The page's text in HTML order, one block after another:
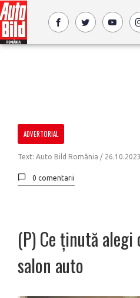
ADVERTORIAL
Text: Auto Bild România / 26.10.2023
0 comentarii
(P) Ce ţinută
salon auto